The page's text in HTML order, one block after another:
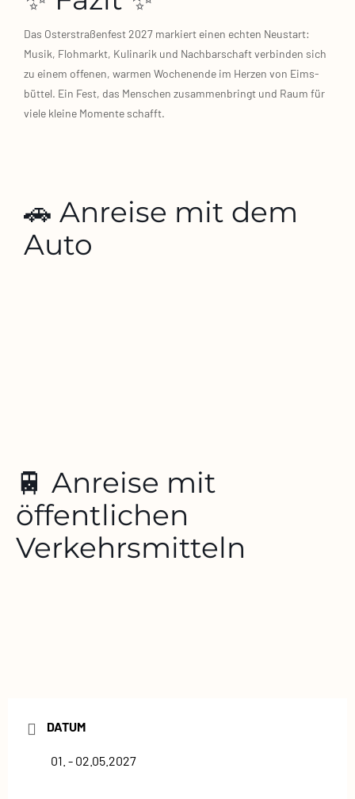
Das Oster­stra­ßen­fest 2027 mar­kiert einen ech­ten Neu­start:
Musik, Floh­markt, Kuli­na­rik und Nach­bar­schaft ver­bin­den sich
zu einem offe­nen, war­men Wochen­en­de im Her­zen von Eims­
büt­tel. Ein Fest, das Men­schen zusam­men­bringt und Raum für
vie­le klei­ne Momen­te schafft.
🚗 Anreise mit dem
Auto
🚆 Anreise mit
öffentlichen
Verkehrsmitteln
DATUM
01. - 02.05.2027